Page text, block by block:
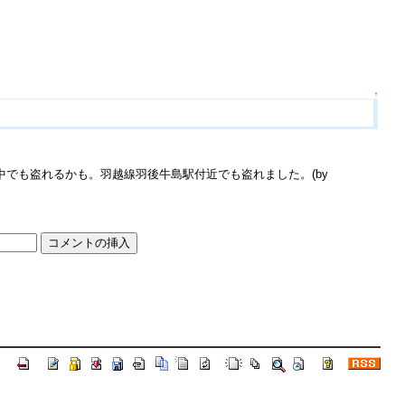
↑
でも盗れるかも。羽越線羽後牛島駅付近でも盗れました。(by